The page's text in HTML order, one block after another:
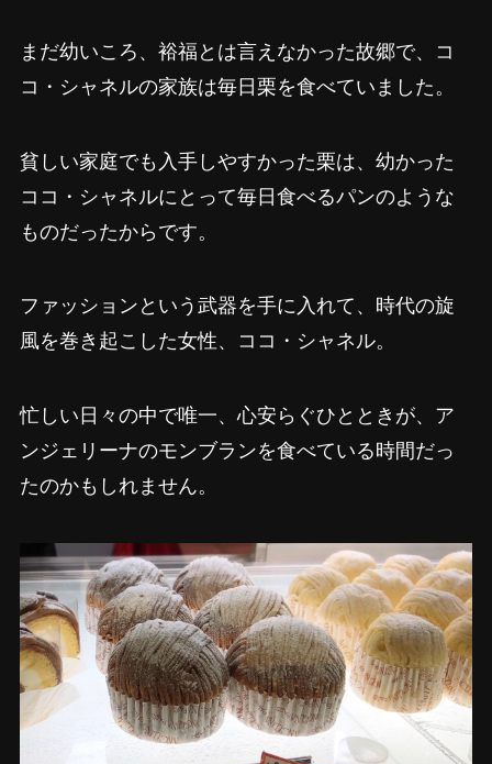
まだ幼いころ、裕福とは言えなかった故郷で、コ
コ・シャネルの家族は毎日栗を食べていました。
貧しい家庭でも入手しやすかった栗は、幼かった
ココ・シャネルにとって毎日食べるパンのような
ものだったからです。
ファッションという武器を手に入れて、時代の旋
風を巻き起こした女性、ココ・シャネル。
忙しい日々の中で唯一、心安らぐひとときが、ア
ンジェリーナのモンブランを食べている時間だっ
たのかもしれません。